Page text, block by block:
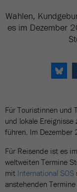
Wahlen,
es im Dezember
Für Touristinnen und
und lokale Ereignisse
führen. Im Dezember
Für Reisende ist es
weltweiten Termine
mit International SOS
anstehenden